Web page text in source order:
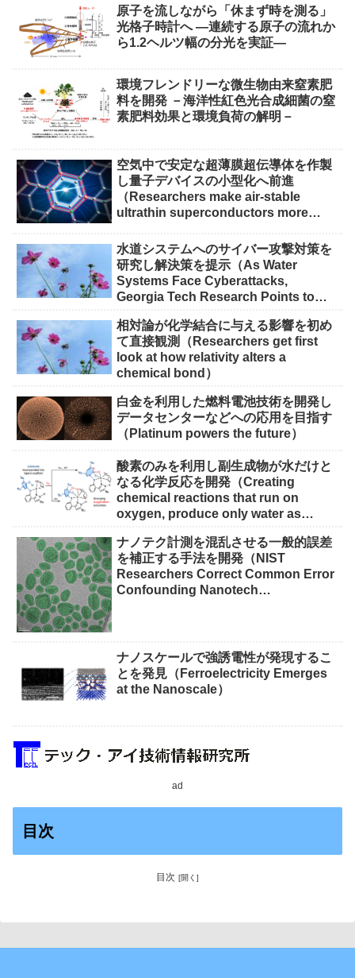
原子を流しながら「休まず時を測る」
光格子時計へ ―連続する原子の流れか
ら1.2ヘルツ幅の分光を実証―
環境フレンドリーな微生物由来窒素肥
料を開発 －海洋性紅色光合成細菌の窒
素肥料効果と環境負荷の解明－
空気中で安定な超薄膜超伝導体を作製
し量子デバイスの小型化へ前進
（Researchers make air-stable
ultrathin superconductors more
水道システムへのサイバー攻撃対策を
研究し解決策を提示（As Water
Systems Face Cyberattacks,
Georgia Tech Research Points to
相対論が化学結合に与える影響を初め
て直接観測（Researchers get first
look at how relativity alters a
chemical bond）
白金を利用した燃料電池技術を開発し
データセンターなどへの応用を目指す
（Platinum powers the future）
酸素のみを利用し副生成物が水だけと
なる化学反応を開発（Creating
chemical reactions that run on
oxygen, produce only water as
ナノテク計測を混乱させる一般的誤差
を補正する手法を開発（NIST
Researchers Correct Common Error
Confounding Nanotech
ナノスケールで強誘電性が発現するこ
とを発見（Ferroelectricity Emerges
at the Nanoscale）
ad
目次
目次